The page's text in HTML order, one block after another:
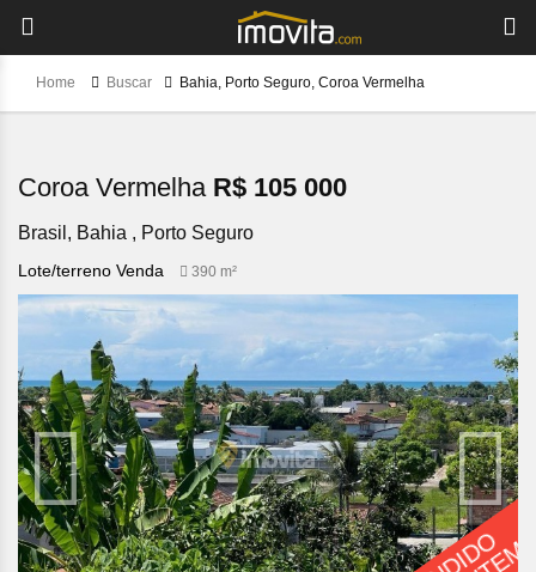
Home Buscar Bahia, Porto Seguro, Coroa Vermelha
Coroa Vermelha R$ 105 000
Brasil, Bahia , Porto Seguro
Lote/terreno Venda 390 m²